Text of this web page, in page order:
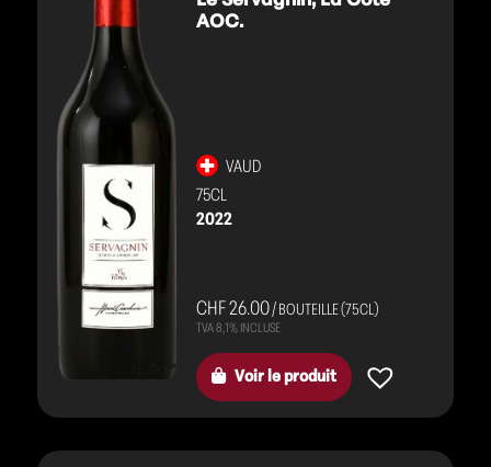
AOC.
VAUD
75CL
2022
CHF 26.00/ BOUTEILLE (75CL)
Voir le produit